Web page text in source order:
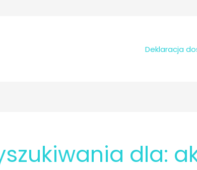
Deklaracja
dla: